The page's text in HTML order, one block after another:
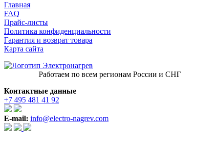
Главная
FAQ
Прайс-листы
Политика конфиденциальности
Гарантия и возврат товара
Карта сайта
Работаем по всем регионам России и СНГ
Контактные данные
+7 495 481 41 92
E-mail: info@electro-nagrev.com